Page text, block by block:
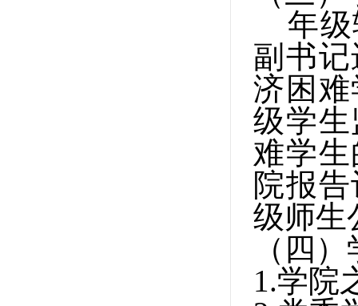
年
副书
济困
级学
难学
院报
级师生
（四
1.学院